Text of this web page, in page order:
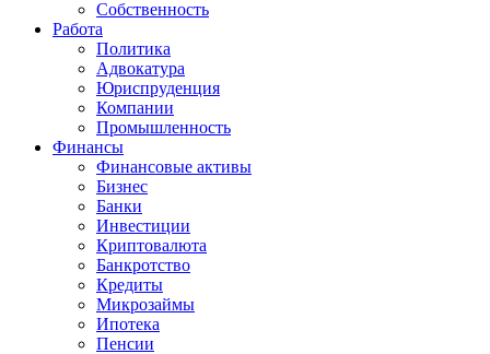
Собственность
Работа
Политика
Адвокатура
Юриспруденция
Компании
Промышленность
Финансы
Финансовые активы
Бизнес
Банки
Инвестиции
Криптовалюта
Банкротство
Кредиты
Микрозаймы
Ипотека
Пенсии